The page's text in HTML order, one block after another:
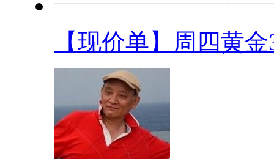
【现价单】周四黄金